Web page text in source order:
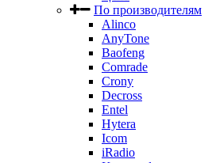
По производителям
Alinco
AnyTone
Baofeng
Comrade
Crony
Decross
Entel
Hytera
Icom
iRadio